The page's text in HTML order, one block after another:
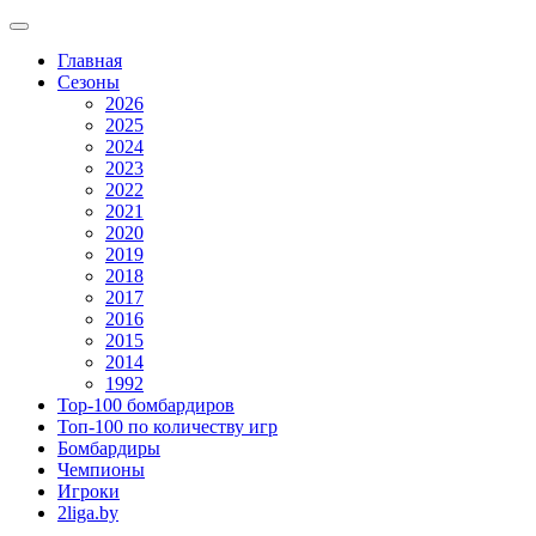
Главная
Сезоны
2026
2025
2024
2023
2022
2021
2020
2019
2018
2017
2016
2015
2014
1992
Top-100 бомбардиров
Топ-100 по количеству игр
Бомбардиры
Чемпионы
Игроки
2liga.by